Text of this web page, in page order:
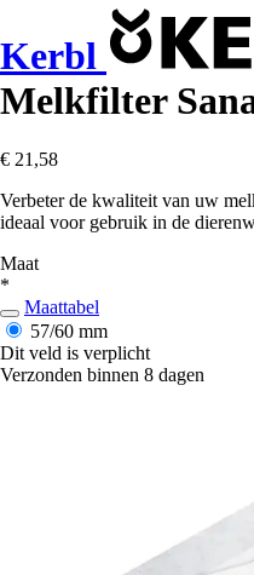
Kerbl
Melkfilter
€ 21,58
Verbeter de kwaliteit van uw
ideaal voor gebruik in de
Maat
*
Maattabel
57/60 mm
Dit veld is verplicht
Verzonden binnen 8 dagen